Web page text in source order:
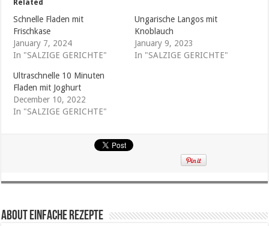
Related
Schnelle Fladen mit
Frischkase
January 7, 2024
In "SALZIGE GERICHTE"
Ungarische Langos mit
Knoblauch
January 9, 2023
In "SALZIGE GERICHTE"
Ultraschnelle 10 Minuten
Fladen mit Joghurt
December 10, 2022
In "SALZIGE GERICHTE"
About Einfache Rezepte